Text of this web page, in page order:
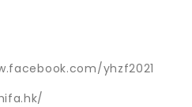
yhzf2021